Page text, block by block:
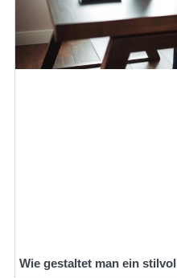
Wie gestaltet man ein